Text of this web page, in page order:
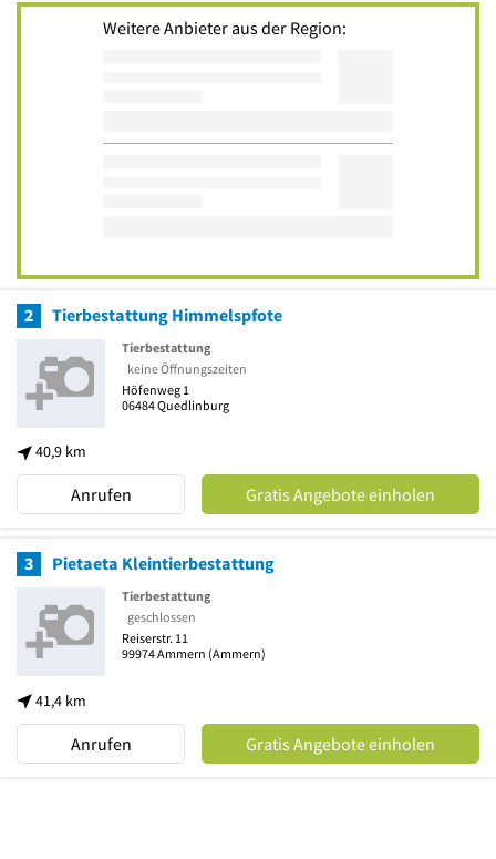
Weitere Anbieter aus der Region:
2 Tierbestattung Himmelspfote
40,9 km
Tierbestattung
keine Öffnungszeiten
Höfenweg 1
06484Quedlinburg
Anrufen Gratis Angebote einholen
3 Pietaeta Kleintierbestattung
41,4 km
Tierbestattung
geschlossen
Reiserstr. 11
99974Ammern (Ammern)
Anrufen Gratis Angebote einholen